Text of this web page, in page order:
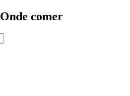
Onde comer